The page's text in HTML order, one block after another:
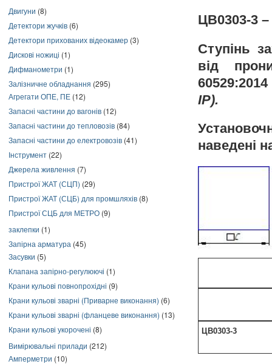
Двигуни (8)
Детектори жучків (6)
Детектори прихованих відеокамер (3)
Дискові ножиці (1)
Дифманометри (1)
Залізничне обладнання (295)
Агрегати ОПЕ, ПЕ (12)
Запасні частини до вагонів (12)
Запасні частини до тепловозів (84)
Запасні частини до електровозів (41)
Інструмент (22)
Джерела живлення (7)
Пристрої ЖАТ (СЦП) (29)
Пристрої ЖАТ (СЦБ) для промшляхів (8)
Пристрої СЦБ для МЕТРО (9)
заклепки (1)
Запірна арматура (45)
Засувки (5)
Клапана запірно-регулюючі (1)
Крани кульові повнопрохідні (9)
Крани кульові зварні (Приварне виконання) (6)
Крани кульові зварні (фланцеве виконання) (13)
Крани кульові укорочені (8)
Вимірювальні прилади (212)
Амперметри (10)
ЦВ0303-3 –
Ступінь
від
ІР).
наведені
ЦВ0303-3